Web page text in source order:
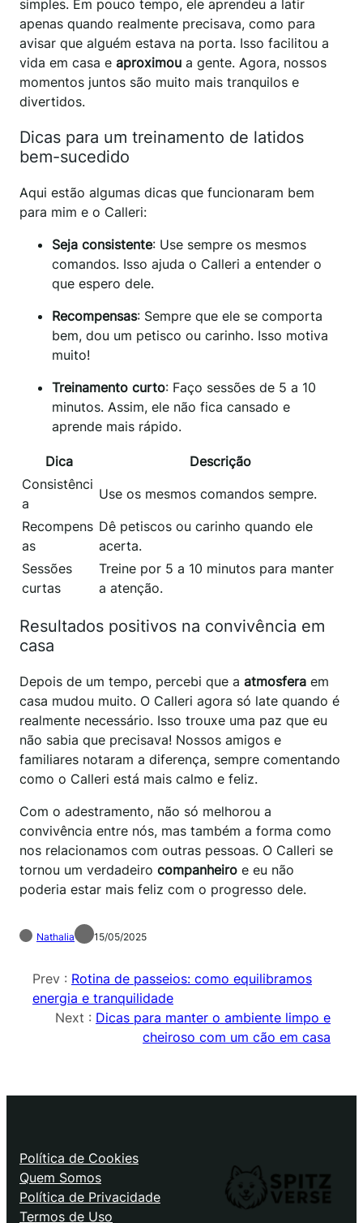
simples. Em pouco tempo, ele aprendeu a latir
apenas quando realmente precisava, como para
avisar que alguém estava na porta. Isso facilitou a
vida em casa e aproximou a gente. Agora, nossos
momentos juntos são muito mais tranquilos e
divertidos.
Dicas para um treinamento de latidos
bem-sucedido
Aqui estão algumas dicas que funcionaram bem
para mim e o Calleri:
Seja consistente: Use sempre os mesmos
comandos. Isso ajuda o Calleri a entender o
que espero dele.
Recompensas: Sempre que ele se comporta
bem, dou um petisco ou carinho. Isso motiva
muito!
Treinamento curto: Faço sessões de 5 a 10
minutos. Assim, ele não fica cansado e
aprende mais rápido.
Dica
Descrição
Consistênci
a
Use os mesmos comandos sempre.
Recompens
as
Dê petiscos ou carinho quando ele
acerta.
Sessões
curtas
Treine por 5 a 10 minutos para manter
a atenção.
Resultados positivos na convivência em
casa
Depois de um tempo, percebi que a atmosfera em
casa mudou muito. O Calleri agora só late quando é
realmente necessário. Isso trouxe uma paz que eu
não sabia que precisava! Nossos amigos e
familiares notaram a diferença, sempre comentando
como o Calleri está mais calmo e feliz.
Com o adestramento, não só melhorou a
convivência entre nós, mas também a forma como
nos relacionamos com outras pessoas. O Calleri se
tornou um verdadeiro companheiro e eu não
poderia estar mais feliz com o progresso dele.
Nathalia 15/05/2025
Prev : Rotina de passeios: como equilibramos
energia e tranquilidade
Next : Dicas para manter o ambiente limpo e
cheiroso com um cão em casa
Política de Cookies
Quem Somos
Política de Privacidade
Termos de Uso